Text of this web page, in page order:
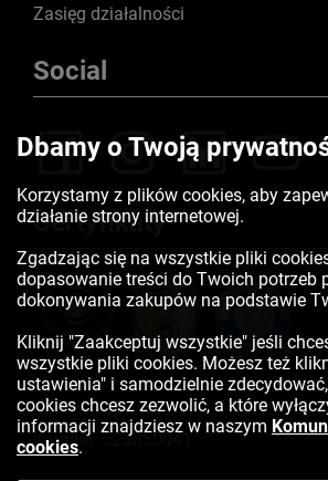
Zasięg działalności
Social
Certyfikaty
Kontakt:523350041
Dbamy o Twoją
Korzystamy z plików cookies, aby
działanie strony internetowej.
Zgadzając się na wszystkie pliki
dopasowanie treści do Twoich potrzeb
dokonywania zakupów na podstawie
Kliknij "Zaakceptuj wszystkie" jeśli
wszystkie pliki cookies. Możesz też
ustawienia" i samodzielnie
cookies chcesz zezwolić, a które
informacji znajdziesz w naszym
cookies.